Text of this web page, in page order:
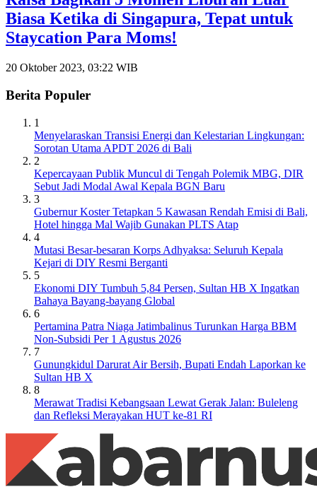
Biasa Ketika di Singapura, Tepat untuk
Staycation Para Moms!
20 Oktober 2023, 03:22 WIB
Berita Populer
1
Menyelaraskan Transisi Energi dan Kelestarian Lingkungan:
Sorotan Utama APDT 2026 di Bali
2
Kepercayaan Publik Muncul di Tengah Polemik MBG, DIR
Sebut Jadi Modal Awal Kepala BGN Baru
3
Gubernur Koster Tetapkan 5 Kawasan Rendah Emisi di Bali,
Hotel hingga Mal Wajib Gunakan PLTS Atap
4
Mutasi Besar-besaran Korps Adhyaksa: Seluruh Kepala
Kejari di DIY Resmi Berganti
5
Ekonomi DIY Tumbuh 5,84 Persen, Sultan HB X Ingatkan
Bahaya Bayang-bayang Global
6
Pertamina Patra Niaga Jatimbalinus Turunkan Harga BBM
Non-Subsidi Per 1 Agustus 2026
7
Gunungkidul Darurat Air Bersih, Bupati Endah Laporkan ke
Sultan HB X
8
Merawat Tradisi Kebangsaan Lewat Gerak Jalan: Buleleng
dan Refleksi Merayakan HUT ke-81 RI